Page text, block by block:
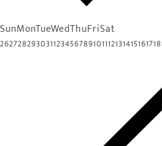
SunMonTueWedThuFriSat
262728293031123456789101112131415161718